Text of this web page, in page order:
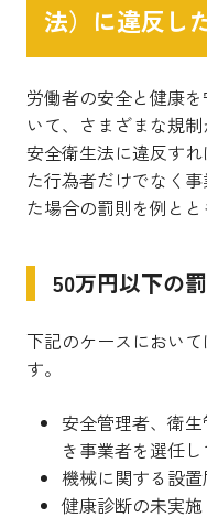
法）に違反し
労働者の安全と健康
いて、さまざまな規
安全衛生法に違反す
た行為者だけでなく
た場合の罰則を例とと
50万円以下の
下記のケースにおい
す。
安全管理者、衛
き事業者を選任
機械に関する設
健康診断の未実施